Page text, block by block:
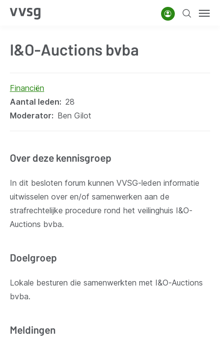
Overslaan
AccountZoeken
I&O-Auctions bvba
Financiën
Aantal leden
28
Moderator
Ben Gilot
Over deze kennisgroep
In dit besloten forum kunnen VVSG-leden informatie
uitwisselen over en/of samenwerken aan de
strafrechtelijke procedure rond het veilinghuis I&O-
Auctions bvba.
Doelgroep
Lokale besturen die samenwerkten met I&O-Auctions
bvba.
Meldingen